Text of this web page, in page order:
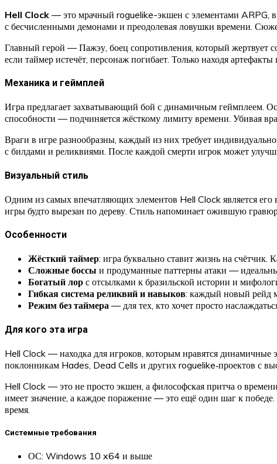
Hell Clock — это мрачный roguelike-экшен с элементами ARPG, в
с бесчисленными демонами и преодолевая ловушки времени.
Главный герой — Пажэу, боец сопротивления, который жертвует
если таймер истечёт, персонаж погибает. Только находя
Механика и геймплей
Игра предлагает захватывающий бой с динамичным геймплеем.
способности — подчиняется жёсткому лимиту времени. Убивая
Враги в игре разнообразны, каждый из них требует
с билдами и реликвиями. После каждой смерти игрок может
Визуальный стиль
Одним из самых впечатляющих элементов Hell Clock является
игры будто вырезан по дереву. Стиль напоминает ожившую
Особенности
Жёсткий таймер: игра буквально ставит жизнь на
Сложные боссы и продуманные паттерны атаки —
Богатый лор с отсылками к бразильской истории и
Гибкая система реликвий и навыков: каждый новый рейд
Режим без таймера — для тех, кто хочет просто
Для кого эта игра
Hell Clock — находка для игроков, которым нравятся
поклонникам Hades, Dead Cells и других roguelike‑проектов с
Hell Clock — это не просто экшен, а философская притча о
имеет значение, а каждое поражение — это ещё один шаг к победе.
время.
Системные требования
ОС: Windows 10 x64 и выше